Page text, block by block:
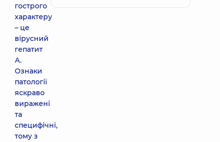
гострого
характеру
– це
вірусний
гепатит
А.
Ознаки
патології
яскраво
виражені
та
специфічні,
тому з